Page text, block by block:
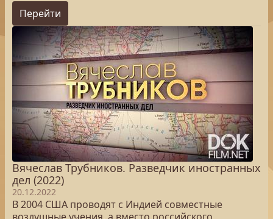
Перейти
Вячеслав Трубников. Разведчик иностранных
дел (2022)
20.12.2022
В 2004 США проводят с Индией совместные